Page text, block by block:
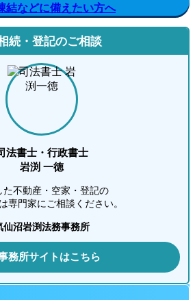
どに備えたい方へ
続・登記のご相談
法書士・行政書士
岩渕 一徳
た不動産・空家・登記の
専門家にご相談ください。
仙沼岩渕法務事務所
務所サイトはこちら